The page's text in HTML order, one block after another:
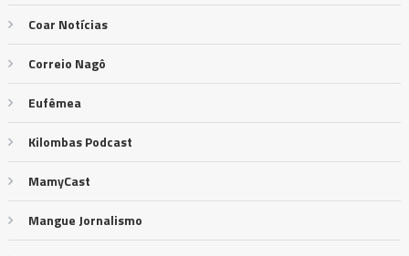
Coar Notícias
Correio Nagô
Eufêmea
Kilombas Podcast
MamyCast
Mangue Jornalismo